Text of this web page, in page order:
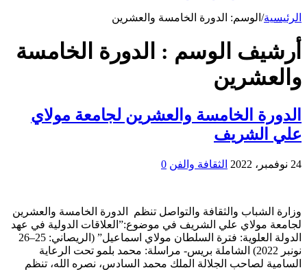
الرئيسية/ الوسم: الدورة الخامسة والعشرين
أرشيف الوسم : الدورة الخامسة
والعشرين
الدورة الخامسة والعشرين لجامعة مولاي
علي الشريف
24 نوفمبر، 2022 الثقافة والفن 0
وزارة الشباب والثقافة والتواصل تنظم الدورة الخامسة والعشرين
لجامعة مولاي علي الشريف في موضوع:”العلاقات الدولية في عهد
الدولة العلوية: فترة السلطان مولاي اسماعيل” (الريصاني: 25–26
نونبر 2022) الشاملة بريس- مراسلة: محمد بلمو تحت الرعاية
السامية لصاحب الجلالة الملك محمد السادس، نصره الله، تنظم